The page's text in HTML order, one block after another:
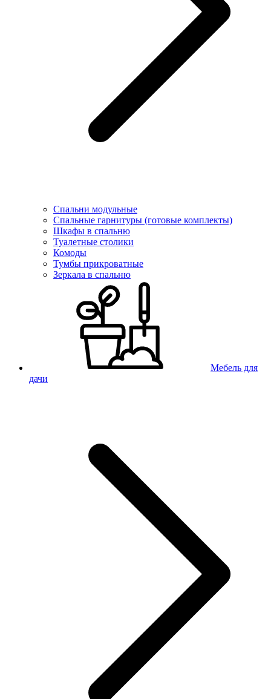
Спальни модульные
Спальные гарнитуры (готовые комплекты)
Шкафы в спальню
Туалетные столики
Комоды
Тумбы прикроватные
Зеркала в спальню
Мебель для
дачи